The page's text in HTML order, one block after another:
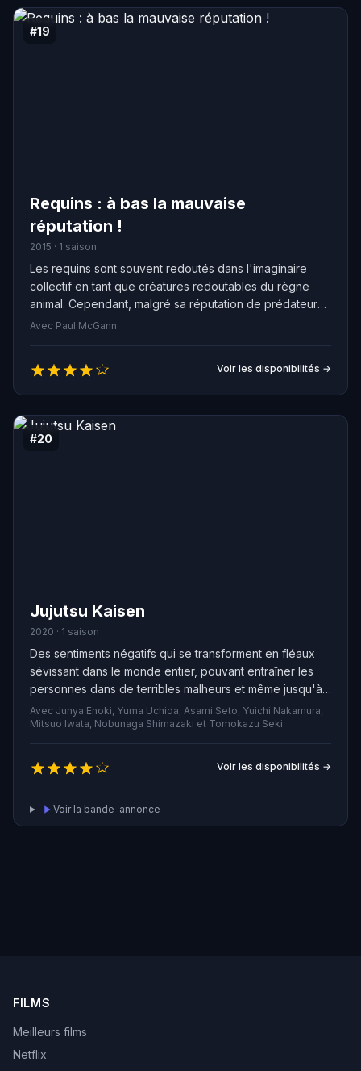
#19
Requins : à bas la mauvaise
réputation !
2015 · 1 saison
Les requins sont souvent redoutés dans l'imaginaire
collectif en tant que créatures redoutables du règne
animal. Cependant, malgré sa réputation de prédateur
impitoyable, le grand requin blanc est en réalité bien
son corps fuselé, il se nourrit principalement de
phoques, d'éléphants de mer et d'autres animaux
Avec Paul McGann
Voir les disponibilités →
#20
Jujutsu Kaisen
2020 · 1 saison
Des sentiments négatifs qui se transforment en fléaux
sévissant dans le monde entier, pouvant entraîner les
personnes dans de terribles malheurs et même jusqu'à
la mort. Pour exorciser ces créatures, il faut un autre
fléau. Yuji Itadori, un lycéen ordinaire mais doté d'une
force physique hors du commun, devient lui-même un
fléau après avoir mangé un des doigts du démon à
deux visages pour sauver un ami attaqué. Il partage
alors son corps avec le démon…
Avec Junya Enoki, Yuma Uchida, Asami Seto, Yuichi Nakamura,
Mitsuo Iwata, Nobunaga Shimazaki et Tomokazu Seki
Voir les disponibilités →
Voir la bande-annonce
FILMS
Meilleurs films
Netflix